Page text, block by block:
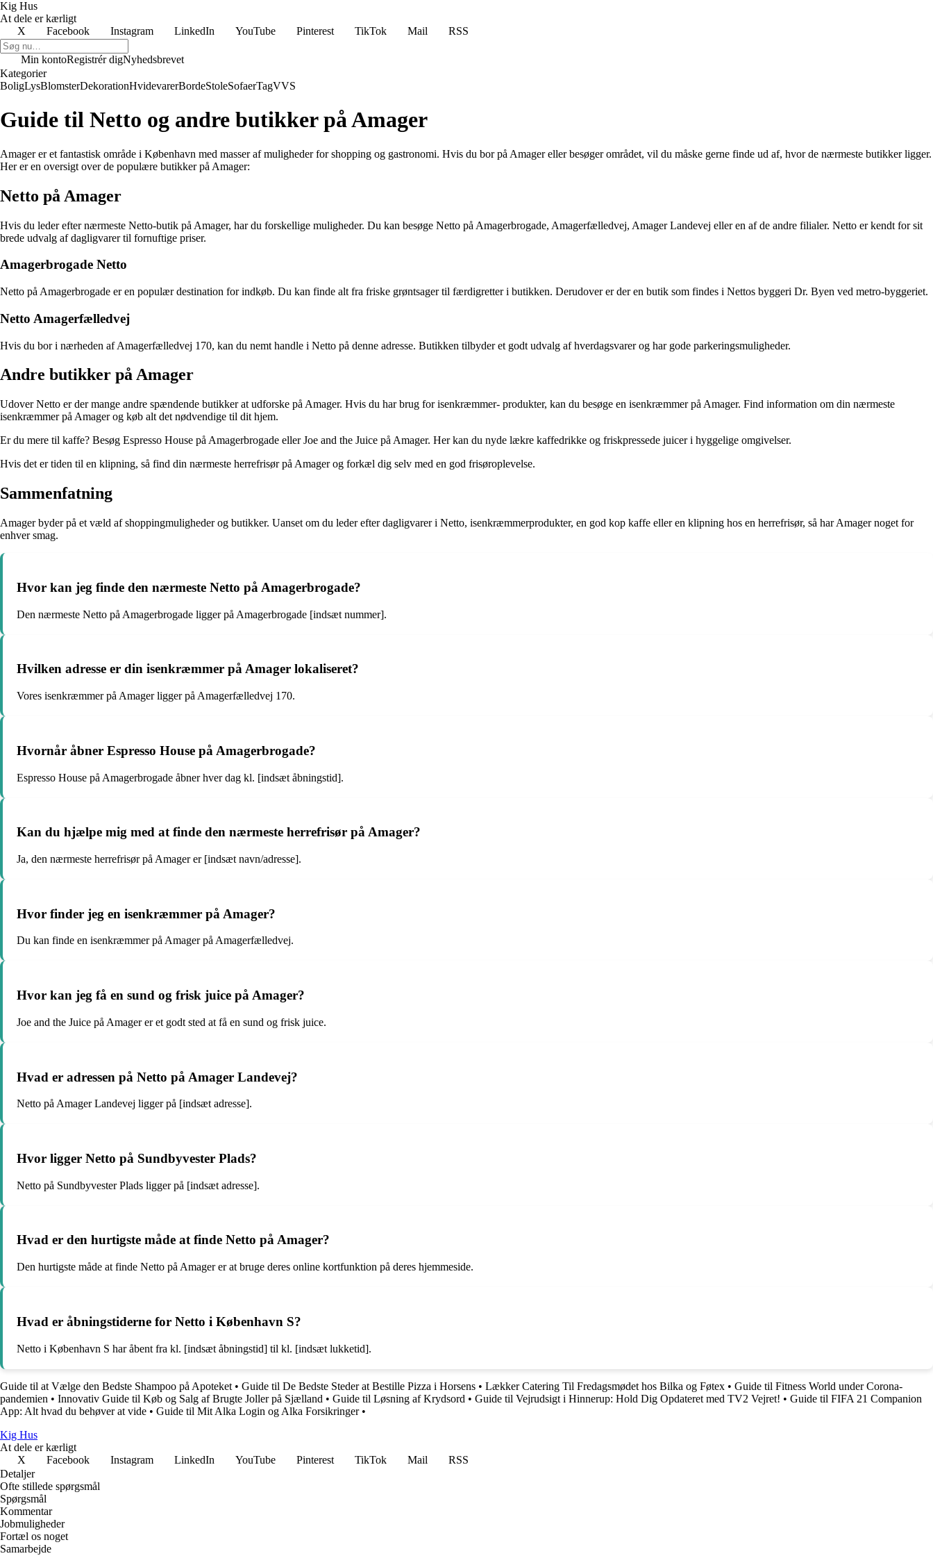
Kig Hus
At dele er kærligt
X
Facebook Instagram LinkedIn YouTube Pinterest TikTok Mail RSS
Min kontoRegistrér digNyhedsbrevet
Kategorier
BoligLysBlomsterDekorationHvidevarerBordeStoleSofaerTagVVS
Guide til Netto og andre butikker på Amager
Amager er et fantastisk område i København med masser af muligheder for shopping og gastronomi. Hvis du bor på Amager eller besøger området, vil du måske gerne finde ud af, hvor de nærmeste butikker ligger.
Her er en oversigt over de populære butikker på Amager:
Netto på Amager
Hvis du leder efter nærmeste Netto-butik på Amager, har du forskellige muligheder. Du kan besøge Netto på Amagerbrogade, Amagerfælledvej, Amager Landevej eller en af de andre filialer. Netto er kendt for sit
brede udvalg af dagligvarer til fornuftige priser.
Amagerbrogade Netto
Netto på Amagerbrogade er en populær destination for indkøb. Du kan finde alt fra friske grøntsager til færdigretter i butikken. Derudover er der en butik som findes i Nettos byggeri Dr. Byen ved metro-byggeriet.
Netto Amagerfælledvej
Hvis du bor i nærheden af Amagerfælledvej 170, kan du nemt handle i Netto på denne adresse. Butikken tilbyder et godt udvalg af hverdagsvarer og har gode parkeringsmuligheder.
Andre butikker på Amager
Udover Netto er der mange andre spændende butikker at udforske på Amager. Hvis du har brug for isenkræmmer- produkter, kan du besøge en isenkræmmer på Amager. Find information om din nærmeste
isenkræmmer på Amager og køb alt det nødvendige til dit hjem.
Er du mere til kaffe? Besøg Espresso House på Amagerbrogade eller Joe and the Juice på Amager. Her kan du nyde lækre kaffedrikke og friskpressede juicer i hyggelige omgivelser.
Hvis det er tiden til en klipning, så find din nærmeste herrefrisør på Amager og forkæl dig selv med en god frisøroplevelse.
Sammenfatning
Amager byder på et væld af shoppingmuligheder og butikker. Uanset om du leder efter dagligvarer i Netto, isenkræmmerprodukter, en god kop kaffe eller en klipning hos en herrefrisør, så har Amager noget for
enhver smag.
Hvor kan jeg finde den nærmeste Netto på Amagerbrogade?
Den nærmeste Netto på Amagerbrogade ligger på Amagerbrogade [indsæt nummer].
Hvilken adresse er din isenkræmmer på Amager lokaliseret?
Vores isenkræmmer på Amager ligger på Amagerfælledvej 170.
Hvornår åbner Espresso House på Amagerbrogade?
Espresso House på Amagerbrogade åbner hver dag kl. [indsæt åbningstid].
Kan du hjælpe mig med at finde den nærmeste herrefrisør på Amager?
Ja, den nærmeste herrefrisør på Amager er [indsæt navn/adresse].
Hvor finder jeg en isenkræmmer på Amager?
Du kan finde en isenkræmmer på Amager på Amagerfælledvej.
Hvor kan jeg få en sund og frisk juice på Amager?
Joe and the Juice på Amager er et godt sted at få en sund og frisk juice.
Hvad er adressen på Netto på Amager Landevej?
Netto på Amager Landevej ligger på [indsæt adresse].
Hvor ligger Netto på Sundbyvester Plads?
Netto på Sundbyvester Plads ligger på [indsæt adresse].
Hvad er den hurtigste måde at finde Netto på Amager?
Den hurtigste måde at finde Netto på Amager er at bruge deres online kortfunktion på deres hjemmeside.
Hvad er åbningstiderne for Netto i København S?
Netto i København S har åbent fra kl. [indsæt åbningstid] til kl. [indsæt lukketid].
Guide til at Vælge den Bedste Shampoo på Apoteket • Guide til De Bedste Steder at Bestille Pizza i Horsens • Lækker Catering Til Fredagsmødet hos Bilka og Føtex • Guide til Fitness World under Corona-
pandemien • Innovativ Guide til Køb og Salg af Brugte Joller på Sjælland • Guide til Løsning af Krydsord • Guide til Vejrudsigt i Hinnerup: Hold Dig Opdateret med TV2 Vejret! • Guide til FIFA 21 Companion
App: Alt hvad du behøver at vide • Guide til Mit Alka Login og Alka Forsikringer•
Kig Hus
At dele er kærligt
X
Facebook Instagram LinkedIn YouTube Pinterest TikTok Mail
RSS
Detaljer
Ofte stillede spørgsmål
Spørgsmål
Kommentar
Jobmuligheder
Fortæl os noget
Samarbejde